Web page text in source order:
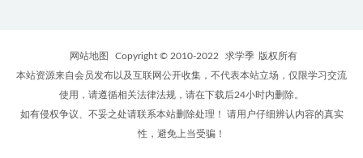
网站地图 Copyright © 2010-2022 求学季 版权所有
本站资源来自会员发布以及互联网公开收集，不代表本站立场，仅限学习交流
使用，请遵循相关法律法规，请在下载后24小时内删除。
如有侵权争议、不妥之处请联系本站删除处理！ 请用户仔细辨认内容的真实
性，避免上当受骗！